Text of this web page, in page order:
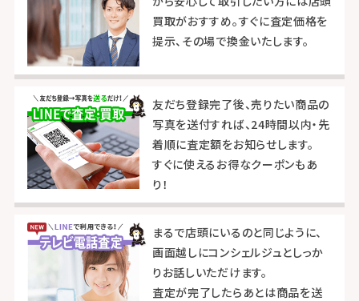
買取がおすすめ。すぐに査定価格を
提示、その場で換金いたします。
友だち登録完了後、売りたい商品の
写真を送付すれば、24時間以内・先
着順に査定額をお知らせします。
すぐに使えるお得なクーポンもあ
り！
まるで店頭にいるのと同じように、
画面越しにコンシェルジュとしっか
りお話しいただけます。
査定が完了したらあとは商品を送